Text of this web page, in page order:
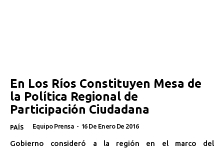
En Los Ríos Constituyen Mesa de
la Política Regional de
Participación Ciudadana
PAÍS Equipo Prensa - 16 De Enero De 2016
Gobierno consideró a la región en el marco del